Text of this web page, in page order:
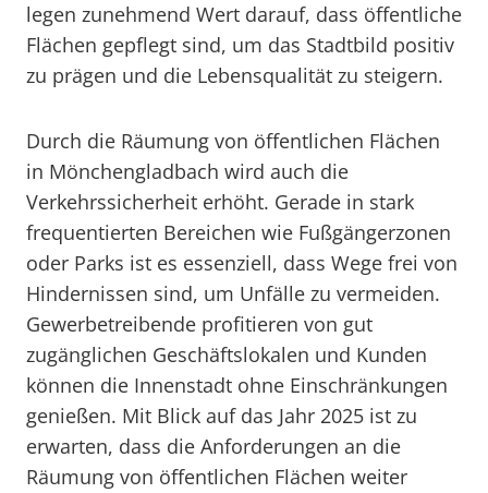
legen zunehmend Wert darauf, dass öffentliche
Flächen gepflegt sind, um das Stadtbild positiv
zu prägen und die Lebensqualität zu steigern.
Durch die Räumung von öffentlichen Flächen
in Mönchengladbach wird auch die
Verkehrssicherheit erhöht. Gerade in stark
frequentierten Bereichen wie Fußgängerzonen
oder Parks ist es essenziell, dass Wege frei von
Hindernissen sind, um Unfälle zu vermeiden.
Gewerbetreibende profitieren von gut
zugänglichen Geschäftslokalen und Kunden
können die Innenstadt ohne Einschränkungen
genießen. Mit Blick auf das Jahr 2025 ist zu
erwarten, dass die Anforderungen an die
Räumung von öffentlichen Flächen weiter